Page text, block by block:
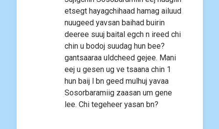
etsegt hayagchihaad hamag ailuud
nuugeed yavsan baihad buirin
deeree suuj baital egch n ireed chi
chin u bodoj suudag hun bee?
gantsaaraa uldcheed gejee. Mani
eej u gesen ug ve tsaana chin 1
hun baij l bn geed mulhuj yavaa
Sosorbaramiig zaasan um gene
lee. Chi tegeheer yasan bn?